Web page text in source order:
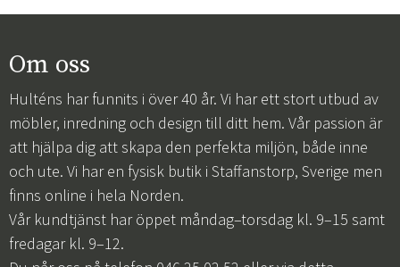
Om oss
Hulténs har funnits i över 40 år. Vi har ett stort utbud av
möbler, inredning och design till ditt hem. Vår passion är
att hjälpa dig att skapa den perfekta miljön, både inne
och ute. Vi har en fysisk butik i Staffanstorp, Sverige men
finns online i hela Norden.
Vår kundtjänst har öppet måndag–torsdag kl. 9–15 samt
fredagar kl. 9–12.